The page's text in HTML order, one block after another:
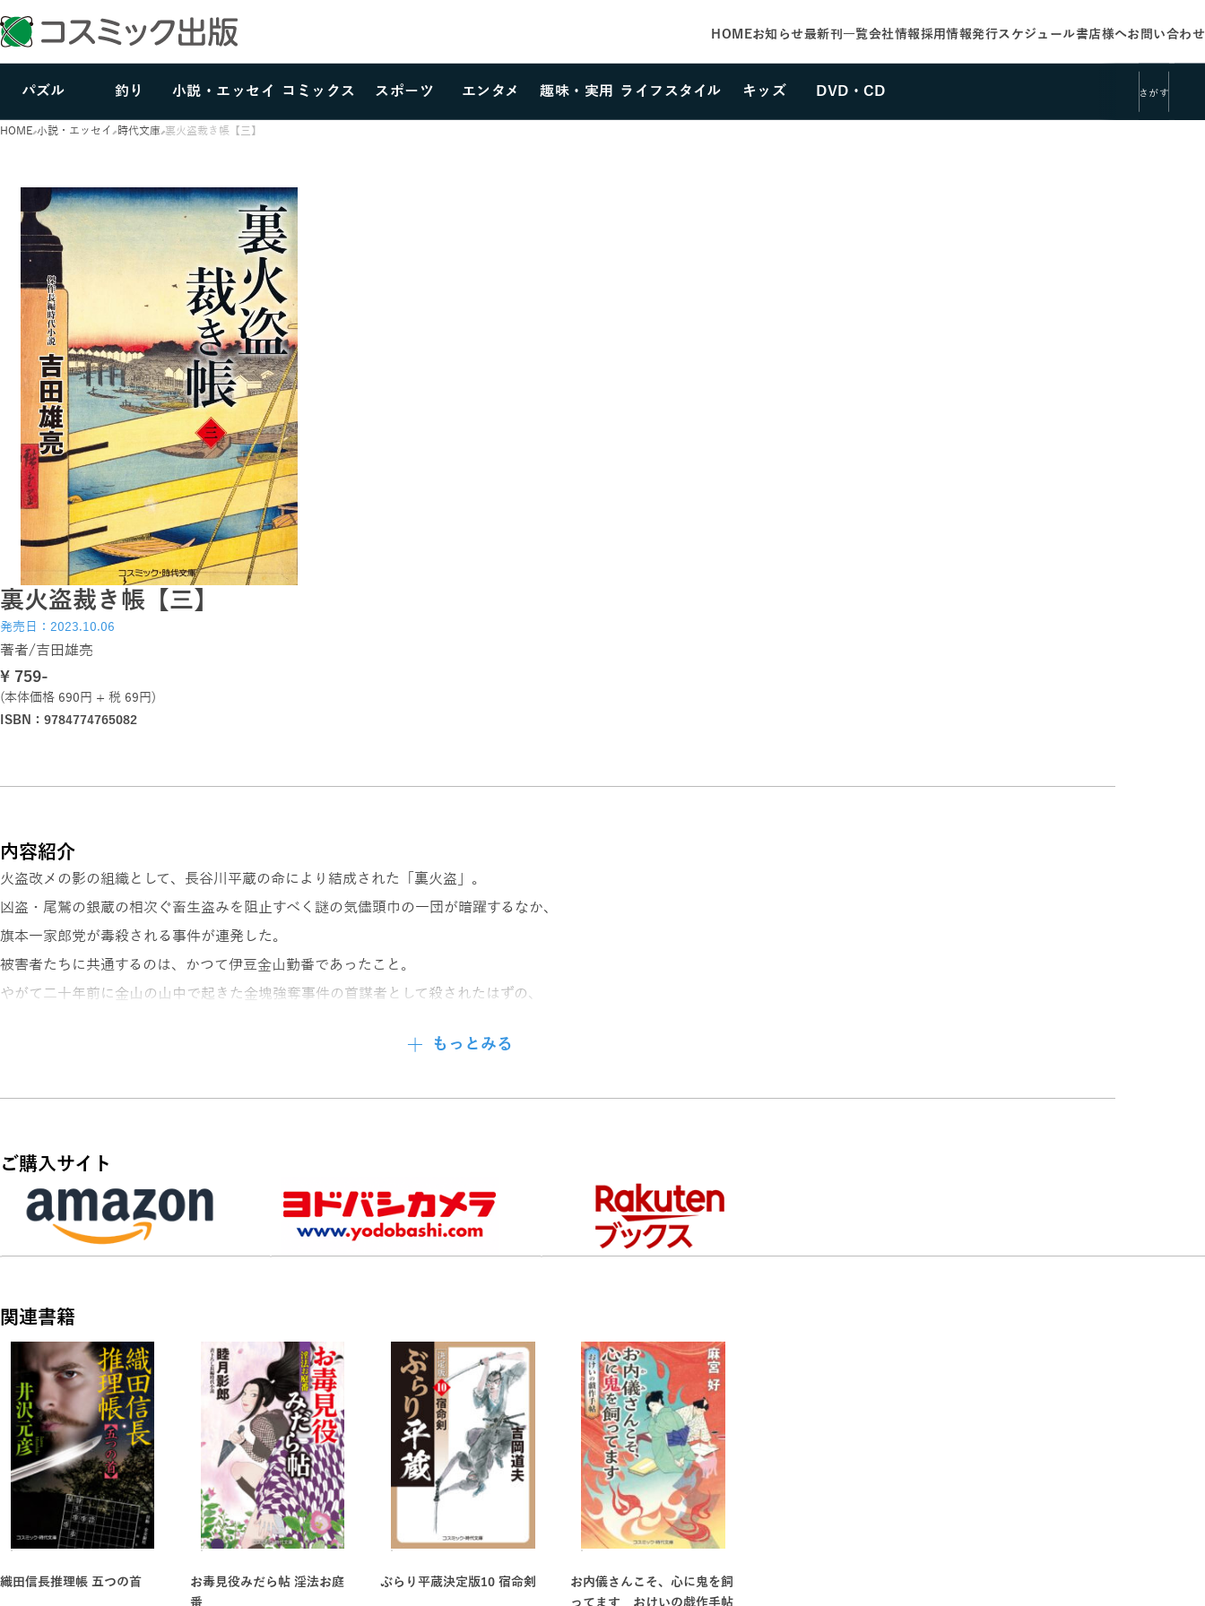
HOMEお知らせ最新刊一覧会社情報採用情報発行スケジュール書店様へお問い合わせ
パズル 釣り 小説・エッセイ コミックス スポーツ エンタメ 趣味・実用 ライフスタイル キッズ DVD・CD さがす
カテゴリーを選択する
HOME 小説・エッセイ 時代文庫 裏火盗裁き帳【三】
裏火盗裁き帳【三】
発売日：2023.10.06
著者/吉田雄亮
\ 759-
(本体価格 690円 + 税 69円)
ISBN：9784774765082
内容紹介
火盗改メの影の組織として、長谷川平蔵の命により結成された「裏火盗」。
凶盗・尾鷲の銀蔵の相次ぐ畜生盗みを阻止すべく謎の気儘頭巾の一団が暗躍するなか、
旗本一家郎党が毒殺される事件が連発した。
被害者たちに共通するのは、かつて伊豆金山勤番であったこと。
やがて二十年前に金山の山中で起きた金塊強奪事件の首謀者として殺されたはずの、
裏火盗の御頭・結城蔵人が幼い頃、兄と慕った彦之助が復讐の鬼と化し、
大好評「裏火盗裁き帳」シリーズ第三弾!!
もっとみる
ご購入サイト
関連書籍
織田信長推理帳 五つの首
お毒見役みだら帖 淫法お庭
番
ぶらり平蔵決定版10 宿命剣
お内儀さんこそ、心に鬼を飼
ってます おけいの戯作手帖